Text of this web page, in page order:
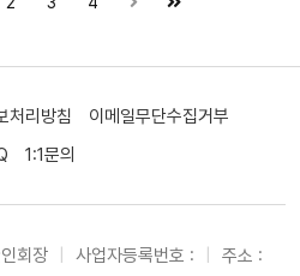
처리방침
이메일무단수집거부
1:1문의
회장 사업자등록번호 :
주소 :